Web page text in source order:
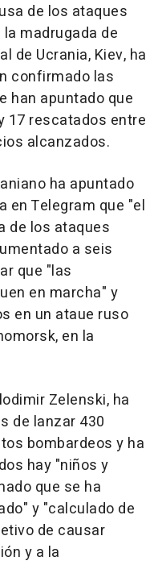
de los ataques
madrugada de
de Ucrania, Kiev, ha
confirmado las
han apuntado que
17 rescatados entre
alcanzados.
ha apuntado
en Telegram que "el
de los ataques
a seis
que "las
en marcha" y
en un ataue ruso
en la
Zelenski, ha
de lanzar 430
bombardeos y ha
hay "niños y
que se ha
y "calculado de
de causar
y a la